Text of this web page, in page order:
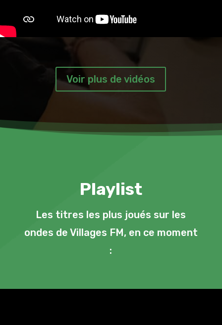
Voir plus de vidéos
Playlist
Les titres les plus joués sur les
ondes de Villages FM, en ce moment
: